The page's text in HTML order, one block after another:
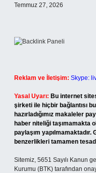
Temmuz 27, 2026
Reklam ve İletişim: Skype:
Yasal Uyarı: Bu internet
şirketi ile hiçbir bağlantısı
hazırladığımız makaleler
haber niteliği taşımamakta
paylaşım
benzerlikleri tamamen
Sitemiz, 5651 Sayılı Kanun
Kurumu (BTK) tarafından